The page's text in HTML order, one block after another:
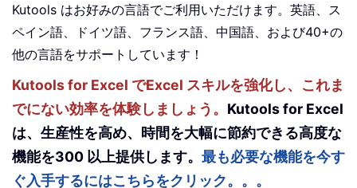
Kutools はお好みの言語でご利用いただけます。英語、ス
ペイン語、ドイツ語、フランス語、中国語、および40+の
他の言語をサポートしています！
Kutools for Excel でExcel スキルを強化し、これま
でにない効率を体験しましょう。 Kutools for Excel
は、生産性を高め、時間を大幅に節約できる高度な
機能を300 以上提供します。 最も必要な機能を今す
ぐ入手するにはこちらをクリック。。。